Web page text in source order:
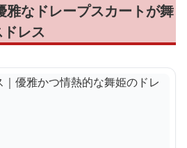
雅なドレープスカートが舞
レス